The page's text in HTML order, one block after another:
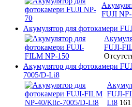
FUJI
Акумулятор для фотокамери
FUJI-
Акумулятор для фотокамери
7005/D-Li8
FUJI-
Li8